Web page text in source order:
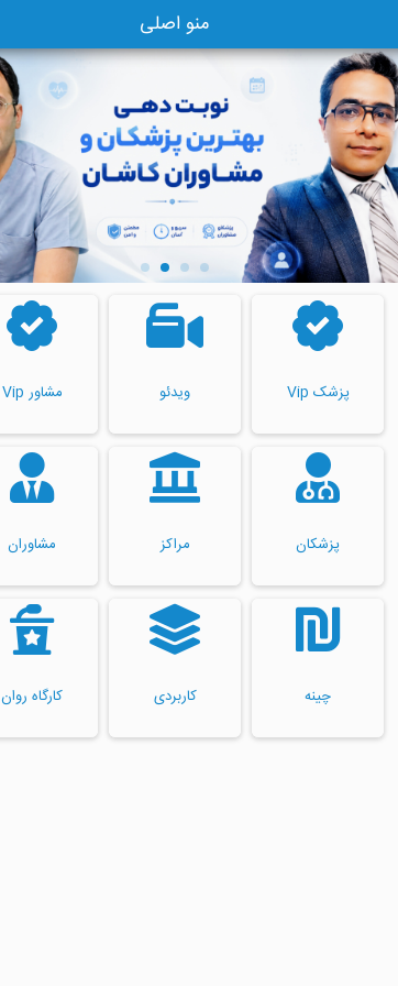
منو اصلی
پزشک Vip ویدئو مشاور Vip
پزشکان مراکز مشاوران
چینه کاربردی کارگاه روان